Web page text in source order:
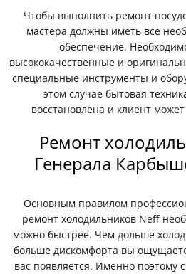
Чтобы выполнить ремонт
мастера должны иметь все
обеспечение.
высококачественные и
специальные инструменты и
этом случае бытовая
восстановлена и клиент
Ремонт
Генерала
Основным правилом
ремонт холодильников Neff
можно быстрее. Чем дольше
больше дискомфорта вы
вас появляется. Именно поэтому